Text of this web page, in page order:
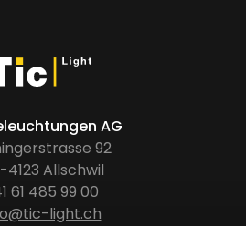
AG
92
4123 Allschwil
61 485 99 00
light.ch